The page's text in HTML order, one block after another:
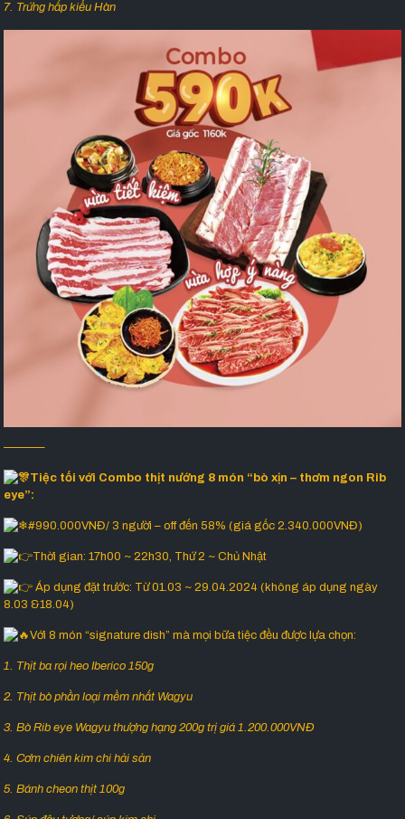
7. Trứng hấp kiểu Hàn
———–
Tiệc tối với Combo thịt nướng 8 món “bò xịn – thơm ngon Rib
eye”:
#990.000VNĐ/ 3 người – off đến 58% (giá gốc 2.340.000VNĐ)
Thời gian: 17h00 ~ 22h30, Thứ 2 ~ Chủ Nhật
Áp dụng đặt trước: Từ 01.03 ~ 29.04.2024 (không áp dụng ngày
8.03 &18.04)
Với 8 món “signature dish” mà mọi bữa tiệc đều được lựa chọn:
1. Thịt ba rọi heo Iberico 150g
2. Thịt bò phần loại mềm nhất Wagyu
3. Bò Rib eye Wagyu thượng hạng 200g trị giá 1.200.000VNĐ
4. Cơm chiên kim chi hải sản
5. Bánh cheon thịt 100g